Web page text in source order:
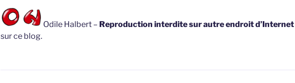
Odile Halbert – Reproduction interdite sur autre endroit d’Internet
sur ce blog.